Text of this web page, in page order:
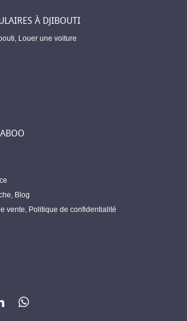
À DJIBOUTI
, Louer une voiture
, Blog
vente, Politique de confidentialité